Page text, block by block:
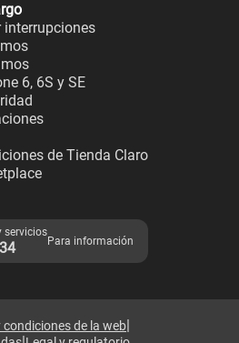
interrupciones
6, 6S y SE
de Tienda Claro
servicios
Para información
condiciones de la web|